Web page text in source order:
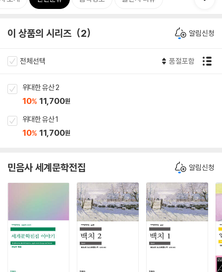
이 상품의 시리즈 2 알림신청
전체선택 품절포함
위대한 유산 2
10% 11,700원
위대한 유산 1
10% 11,700원
민음사 세계문학전집 알림신청